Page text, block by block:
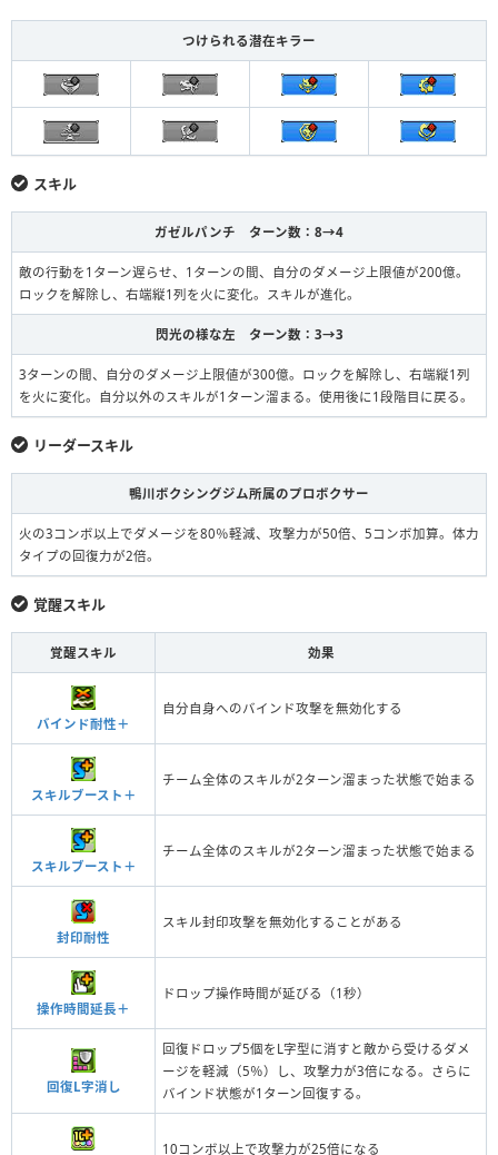
つけられる潜在キラー
スキル
ガゼルパンチ ターン数：8→4
敵の行動を1ターン遅らせ、1ターンの間、自分のダメージ上限値が200億。
ロックを解除し、右端縦1列を火に変化。スキルが進化。
閃光の様な左 ターン数：3→3
3ターンの間、自分のダメージ上限値が300億。ロックを解除し、右端縦1列
を火に変化。自分以外のスキルが1ターン溜まる。使用後に1段階目に戻る。
リーダースキル
鴨川ボクシングジム所属のプロボクサー
火の3コンボ以上でダメージを80％軽減、攻撃力が50倍、5コンボ加算。体力
タイプの回復力が2倍。
覚醒スキル
覚醒スキル 効果
バインド耐性＋
自分自身へのバインド攻撃を無効化する
スキルブースト＋
チーム全体のスキルが2ターン溜まった状態で始まる
スキルブースト＋
チーム全体のスキルが2ターン溜まった状態で始まる
封印耐性
スキル封印攻撃を無効化することがある
操作時間延長＋
ドロップ操作時間が延びる（1秒）
回復L字消し
回復ドロップ5個をL字型に消すと敵から受けるダメ
ージを軽減（5％）し、攻撃力が3倍になる。さらに
バインド状態が1ターン回復する。
10コンボ以上で攻撃力が25倍になる